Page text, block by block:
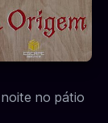
no pátio